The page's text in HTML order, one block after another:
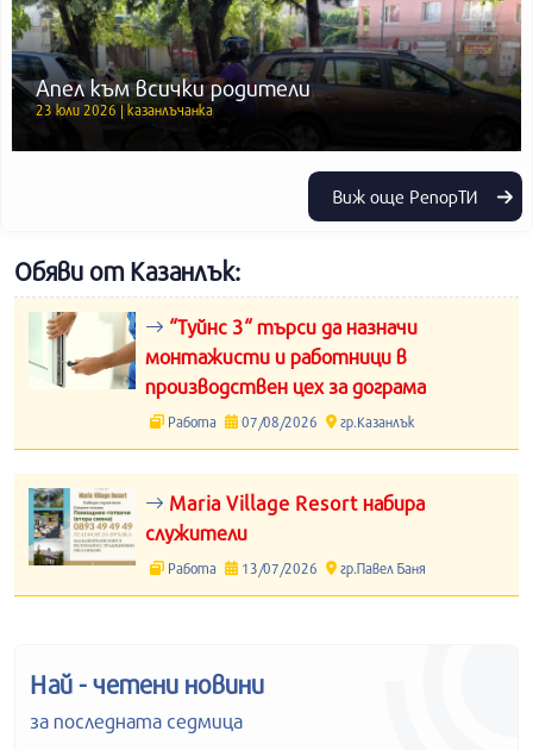
Апел към всички родители
23 юли 2026 | казанлъчанка
Виж още РепорТИ
Обяви от Казанлък:
“Туйнс 3“ търси да назначи
монтажисти и работници в
производствен цех за дограма
Работа 07/08/2026 гр.Казанлък
Maria Village Resort набира
служители
Работа 13/07/2026 гр.Павел Баня
Най - четени новини
за последната седмица